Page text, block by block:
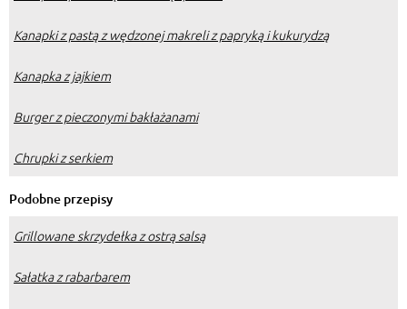
Kanapki z pastą z wędzonej makreli z papryką i kukurydzą
Kanapka z jajkiem
Burger z pieczonymi bakłażanami
Chrupki z serkiem
Podobne przepisy
Grillowane skrzydełka z ostrą salsą
Sałatka z rabarbarem